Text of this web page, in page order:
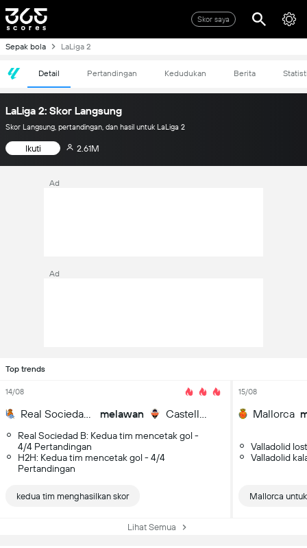
Skor saya
Sepak bola LaLiga 2
Detail Pertandingan Kedudukan Berita
LaLiga 2: Skor Langsung
Skor Langsung, pertandingan, dan hasil untuk LaLiga 2
Ikuti 2.61M
Ad
Ad
Top trends
14/08
melawan
Real Sociedad B: Kedua tim mencetak gol -
4/4 Pertandingan
H2H: Kedua tim mencetak gol - 4/4
Pertandingan
kedua tim menghasilkan skor
15/08
Mallorca
Valladolid
Valladolid
Mallorca
Lihat Semua